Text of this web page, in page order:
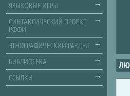
ЯЗЫКОВЫЕ ИГРЫ
СИНТАКСИЧЕСКИЙ ПРОЕКТ
РФФИ
ЭТНОГРАФИЧЕСКИЙ РАЗДЕЛ
БИБЛИОТЕКА
ССЫЛКИ